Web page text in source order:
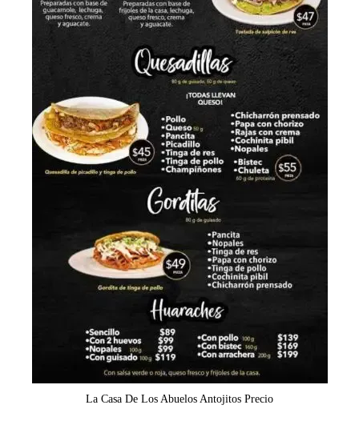
La Casa De Los Abuelos Antojitos Precio